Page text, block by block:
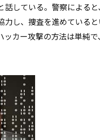
している。警察による
力し、捜査を進めている
カー攻撃の方法は単純